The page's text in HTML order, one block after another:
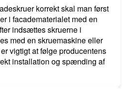
korrekt skal man først
i facadematerialet med en
indsættes skruerne i
med en skruemaskine eller
vigtigt at følge producentens
installation og spænding af